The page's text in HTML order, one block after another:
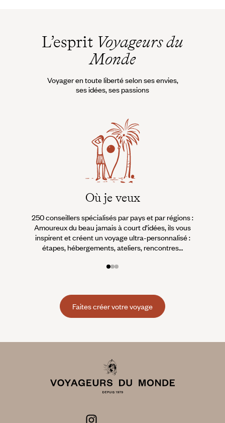
L’esprit Voyageurs du
Monde
Voyager en toute liberté selon ses envies,
ses idées, ses passions
Où je veux
250 conseillers spécialisés par pays et par régions :
Amoureux du beau jamais à court d’idées, ils vous
inspirent et créent un voyage ultra-personnalisé :
étapes, hébergements, ateliers, rencontres…
Faites créer votre voyage